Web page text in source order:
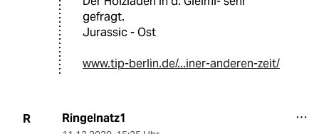
gefragt.
Jurassic - Ost
www.tip-berlin.de/...iner-anderen-zeit/
R Ringelnatz1